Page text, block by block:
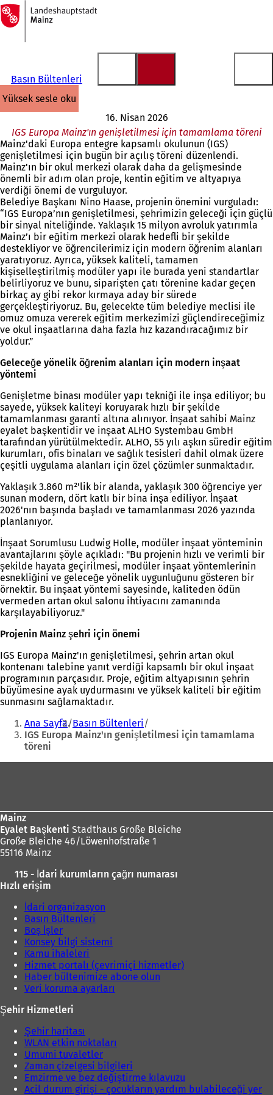
İçeriğe atla
Ana
sayfaya
Basın Bültenleri
yüksek sesle oku
16. Nisan 2026
IGS Europa Mainz'ın genişletilmesi için tamamlama töreni
Mainz'daki Europa entegre kapsamlı okulunun (IGS)
genişletilmesi için bugün bir açılış töreni düzenlendi.
Mainz'ın bir okul merkezi olarak daha da gelişmesinde
önemli bir adım olan proje, kentin eğitim ve altyapıya
verdiği önemi de vurguluyor.
Belediye Başkanı Nino Haase, projenin önemini vurguladı:
“IGS Europa’nın genişletilmesi, şehrimizin geleceği için güçlü
bir sinyal niteliğinde. Yaklaşık 15 milyon avroluk yatırımla
Mainz’ı bir eğitim merkezi olarak hedefli bir şekilde
destekliyor ve öğrencilerimiz için modern öğrenim alanları
yaratıyoruz. Ayrıca, yüksek kaliteli, tamamen
kişiselleştirilmiş modüler yapı ile burada yeni standartlar
belirliyoruz ve bunu, siparişten çatı törenine kadar geçen
birkaç ay gibi rekor kırmaya aday bir sürede
gerçekleştiriyoruz. Bu, gelecekte tüm belediye meclisi ile
omuz omuza vererek eğitim merkezimizi güçlendireceğimiz
ve okul inşaatlarına daha fazla hız kazandıracağımız bir
yoldur.”
Geleceğe yönelik öğrenim alanları için modern inşaat
yöntemi
Genişletme binası modüler yapı tekniği ile inşa ediliyor; bu
sayede, yüksek kaliteyi koruyarak hızlı bir şekilde
tamamlanması garanti altına alınıyor. İnşaat sahibi Mainz
eyalet başkentidir ve inşaat ALHO Systembau GmbH
tarafından yürütülmektedir. ALHO, 55 yılı aşkın süredir eğitim
kurumları, ofis binaları ve sağlık tesisleri dahil olmak üzere
çeşitli uygulama alanları için özel çözümler sunmaktadır.
Yaklaşık 3.860 m²'lik bir alanda, yaklaşık 300 öğrenciye yer
sunan modern, dört katlı bir bina inşa ediliyor. İnşaat
2026'nın başında başladı ve tamamlanması 2026 yazında
planlanıyor.
İnşaat Sorumlusu Ludwig Holle, modüler inşaat yönteminin
avantajlarını şöyle açıkladı: "Bu projenin hızlı ve verimli bir
şekilde hayata geçirilmesi, modüler inşaat yöntemlerinin
esnekliğini ve geleceğe yönelik uygunluğunu gösteren bir
örnektir. Bu inşaat yöntemi sayesinde, kaliteden ödün
vermeden artan okul salonu ihtiyacını zamanında
karşılayabiliyoruz."
Projenin Mainz şehri için önemi
IGS Europa Mainz'ın genişletilmesi, şehrin artan okul
kontenanı talebine yanıt verdiği kapsamlı bir okul inşaat
programının parçasıdır. Proje, eğitim altyapısının şehrin
büyümesine ayak uydurmasını ve yüksek kaliteli bir eğitim
sunmasını sağlamaktadır.
Buradasınız:
Ana Sayfa Basın Bültenleri
IGS Europa Mainz'ın genişletilmesi için tamamlama
töreni
Mainz
Eyalet Başkenti Stadthaus Große Bleiche
Große Bleiche 46/Löwenhofstraße 1
55116 Mainz
115 - İdari kurumların çağrı numarası
Hızlı erişim
İdari organizasyon
Basın Bültenleri
Boş İşler
Konsey bilgi sistemi
Kamu ihaleleri
Hizmet portalı (çevrimiçi hizmetler)
Haber bültenimize abone olun
Veri koruma ayarları
Şehir Hizmetleri
Şehir haritası
WLAN etkin noktaları
Umumi tuvaletler
Zaman çizelgesi bilgileri
Emzirme ve bez değiştirme kılavuzu
Acil durum girişi - çocukların yardım bulabileceği yer